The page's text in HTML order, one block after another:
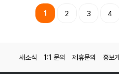
1 2 3 4
새소식 1:1 문의 제휴문의 홍보